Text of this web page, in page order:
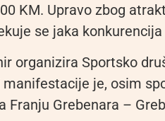
KM. Upravo zbog
se jaka
organizira Sportsko
manifestacije je, osim
Franju Grebenara –